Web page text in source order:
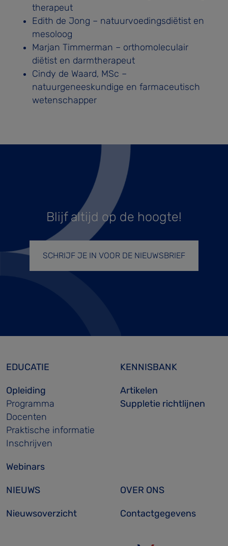
therapeut
Edith de Jong – natuurvoedingsdiëtist en
mesoloog
Marjan Timmerman – orthomoleculair
diëtist en darmtherapeut
Cindy de Waard, MSc –
natuurgeneeskundige en farmaceutisch
wetenschapper
Blijf altijd op de hoogte!
SCHRIJF JE IN VOOR DE NIEUWSBRIEF
EDUCATIE
Opleiding
Programma
Docenten
Praktische informatie
Inschrijven
Webinars
KENNISBANK
Artikelen
Suppletie richtlijnen
NIEUWS
Nieuwsoverzicht
OVER ONS
Contactgegevens